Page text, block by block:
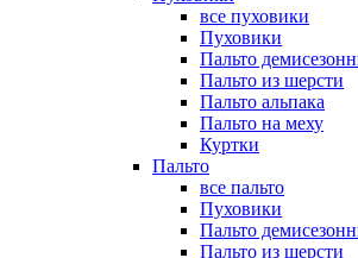
все пуховики
Пуховики
Пальто
Пальто из шерсти
Пальто альпака
Пальто на меху
Куртки
Пальто
все пальто
Пуховики
Пальто
Пальто из шерсти